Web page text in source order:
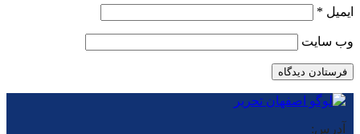
ایمیل *
وب‌ سایت
آدرس: